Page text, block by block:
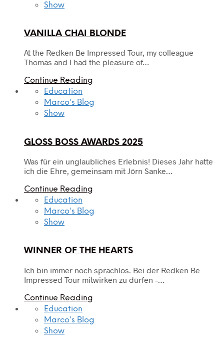
Show
VANILLA CHAI BLONDE
At the Redken Be Impressed Tour, my colleague
Thomas and I had the pleasure of…
Continue Reading
Education
Marco's Blog
Show
GLOSS BOSS AWARDS 2025
Was für ein unglaubliches Erlebnis! Dieses Jahr hatte
ich die Ehre, gemeinsam mit Jörn Sanke…
Continue Reading
Education
Marco's Blog
Show
WINNER OF THE HEARTS
Ich bin immer noch sprachlos. Bei der Redken Be
Impressed Tour mitwirken zu dürfen –…
Continue Reading
Education
Marco's Blog
Show